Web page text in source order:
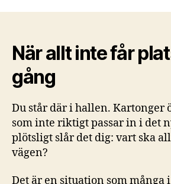
När allt inte får
gång
Du står där i hallen. Kartonger
som inte riktigt passar in i det
plötsligt slår det dig: vart ska
vägen?
Det är en situation som många